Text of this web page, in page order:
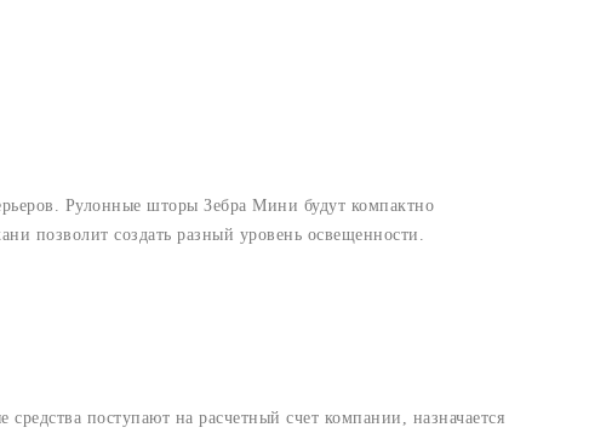
Рулонные шторы Зебра Мини будут компактно
позволит создать разный уровень освещенности.
поступают на расчетный счет компании, назначается